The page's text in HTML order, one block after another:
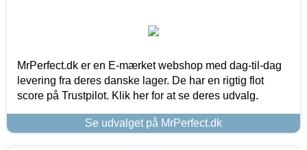
MrPerfect.dk er en E-mærket webshop med dag-til-dag
levering fra deres danske lager. De har en rigtig flot
score på Trustpilot. Klik her for at se deres udvalg.
Se udvalget på MrPerfect.dk